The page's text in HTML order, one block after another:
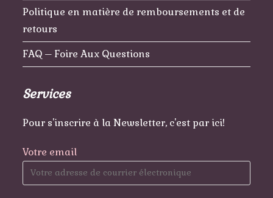
Politique en matière de remboursements et de
retours
FAQ – Foire Aux Questions
Services
Pour s'inscrire à la Newsletter, c'est par ici!
Votre email